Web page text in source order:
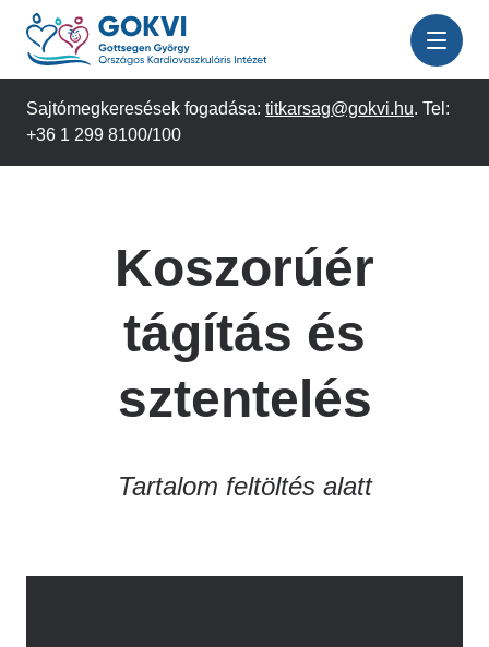
Ugrás
tartalomra
Sajtómegkeresések fogadása: titkarsag@gokvi.hu. Tel:
+36 1 299 8100/100
Koszorúér
tágítás és
sztentelés
Tartalom feltöltés alatt